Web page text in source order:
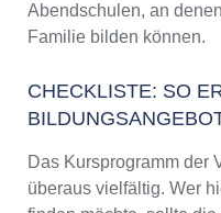
Abendschulen, an
Familie bilden können.
CHECKLISTE: SO
Das Kursprogramm der
überaus vielfältig. Wer